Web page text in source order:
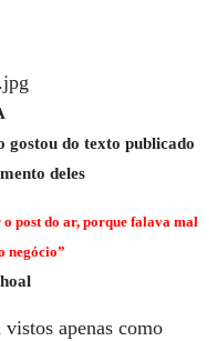
gostou do texto publicado
deles
post do ar, porque falava mal
negócio”
apenas como